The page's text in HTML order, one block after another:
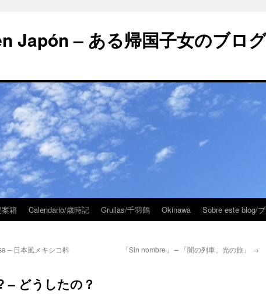
Japón – ある帰国子女のブログ
箱 Calendario/歳時記 Grullas/千羽鶴 Okinawa Sobre este blog/
– 日本風メキシコ料
「Sin nombre」 – 「闇の列車、光の旅」 →
– どうしたの？